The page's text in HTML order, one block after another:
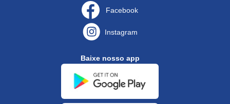
Facebook
Instagram
Baixe nosso app